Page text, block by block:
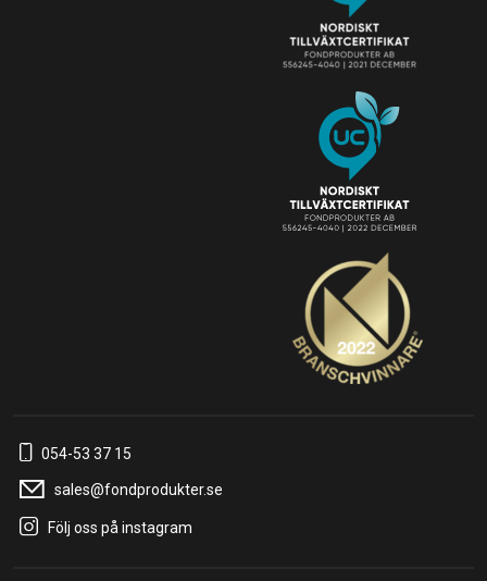
054-53 37 15
sales@fondprodukter.se
Följ oss på instagram